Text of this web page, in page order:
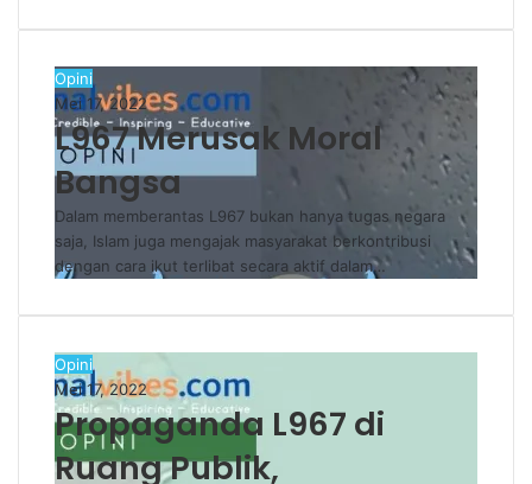
Opini
Mei 17, 2022
L967 Merusak Moral
Bangsa
Dalam memberantas L967 bukan hanya tugas negara
saja, Islam juga mengajak masyarakat berkontribusi
dengan cara ikut terlibat secara aktif dalam…
Opini
Mei 17, 2022
Propaganda L967 di
Ruang Publik,